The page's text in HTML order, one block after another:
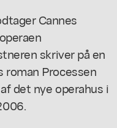
Cannes
skriver på en
roman Processen
det nye operahus i